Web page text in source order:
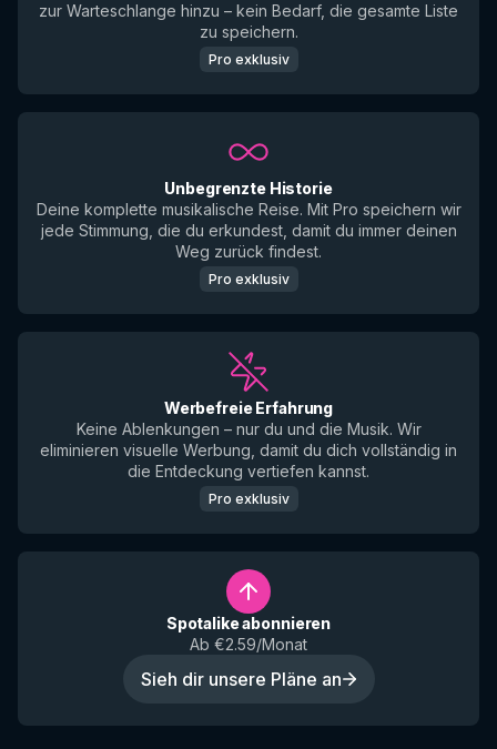
zur Warteschlange hinzu – kein Bedarf, die gesamte Liste
zu speichern.
Pro exklusiv
Unbegrenzte Historie
Deine komplette musikalische Reise. Mit Pro speichern wir
jede Stimmung, die du erkundest, damit du immer deinen
Weg zurück findest.
Pro exklusiv
Werbefreie Erfahrung
Keine Ablenkungen – nur du und die Musik. Wir
eliminieren visuelle Werbung, damit du dich vollständig in
die Entdeckung vertiefen kannst.
Pro exklusiv
Spotalike abonnieren
Ab €2.59/Monat
Sieh dir unsere Pläne an